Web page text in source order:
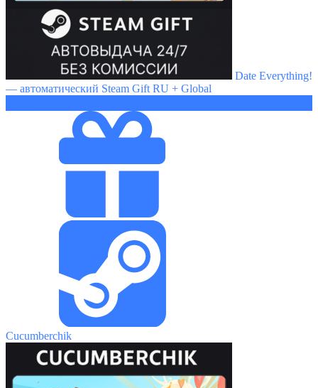
Date Everything!
— автоматический Steam Gift RU + Global
Cucumberchik